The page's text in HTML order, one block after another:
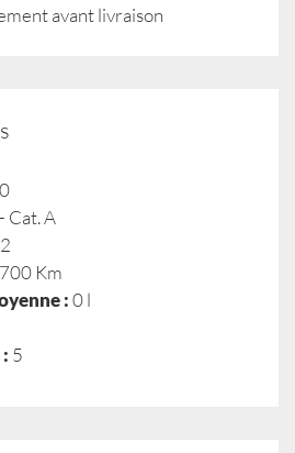
avant livraison
Cat. A
Km
:0 l
5